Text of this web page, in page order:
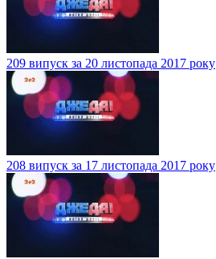
209 випуск за 20 листопада 2017 року
208 випуск за 17 листопада 2017 року